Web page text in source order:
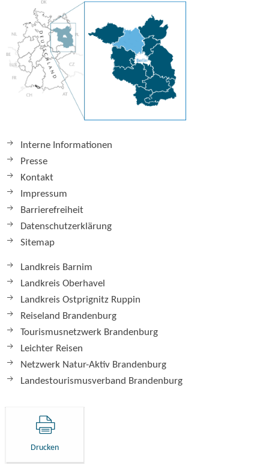
Interne Informationen
Presse
Kontakt
Impressum
Barrierefreiheit
Datenschutzerklärung
Sitemap
Landkreis Barnim
Landkreis Oberhavel
Landkreis Ostprignitz Ruppin
Reiseland Brandenburg
Tourismusnetzwerk Brandenburg
Leichter Reisen
Netzwerk Natur-Aktiv Brandenburg
Landestourismusverband Brandenburg
Drucken